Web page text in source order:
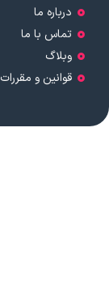
درباره ما
تماس با ما
وبلاگ
قوانین و مقررات